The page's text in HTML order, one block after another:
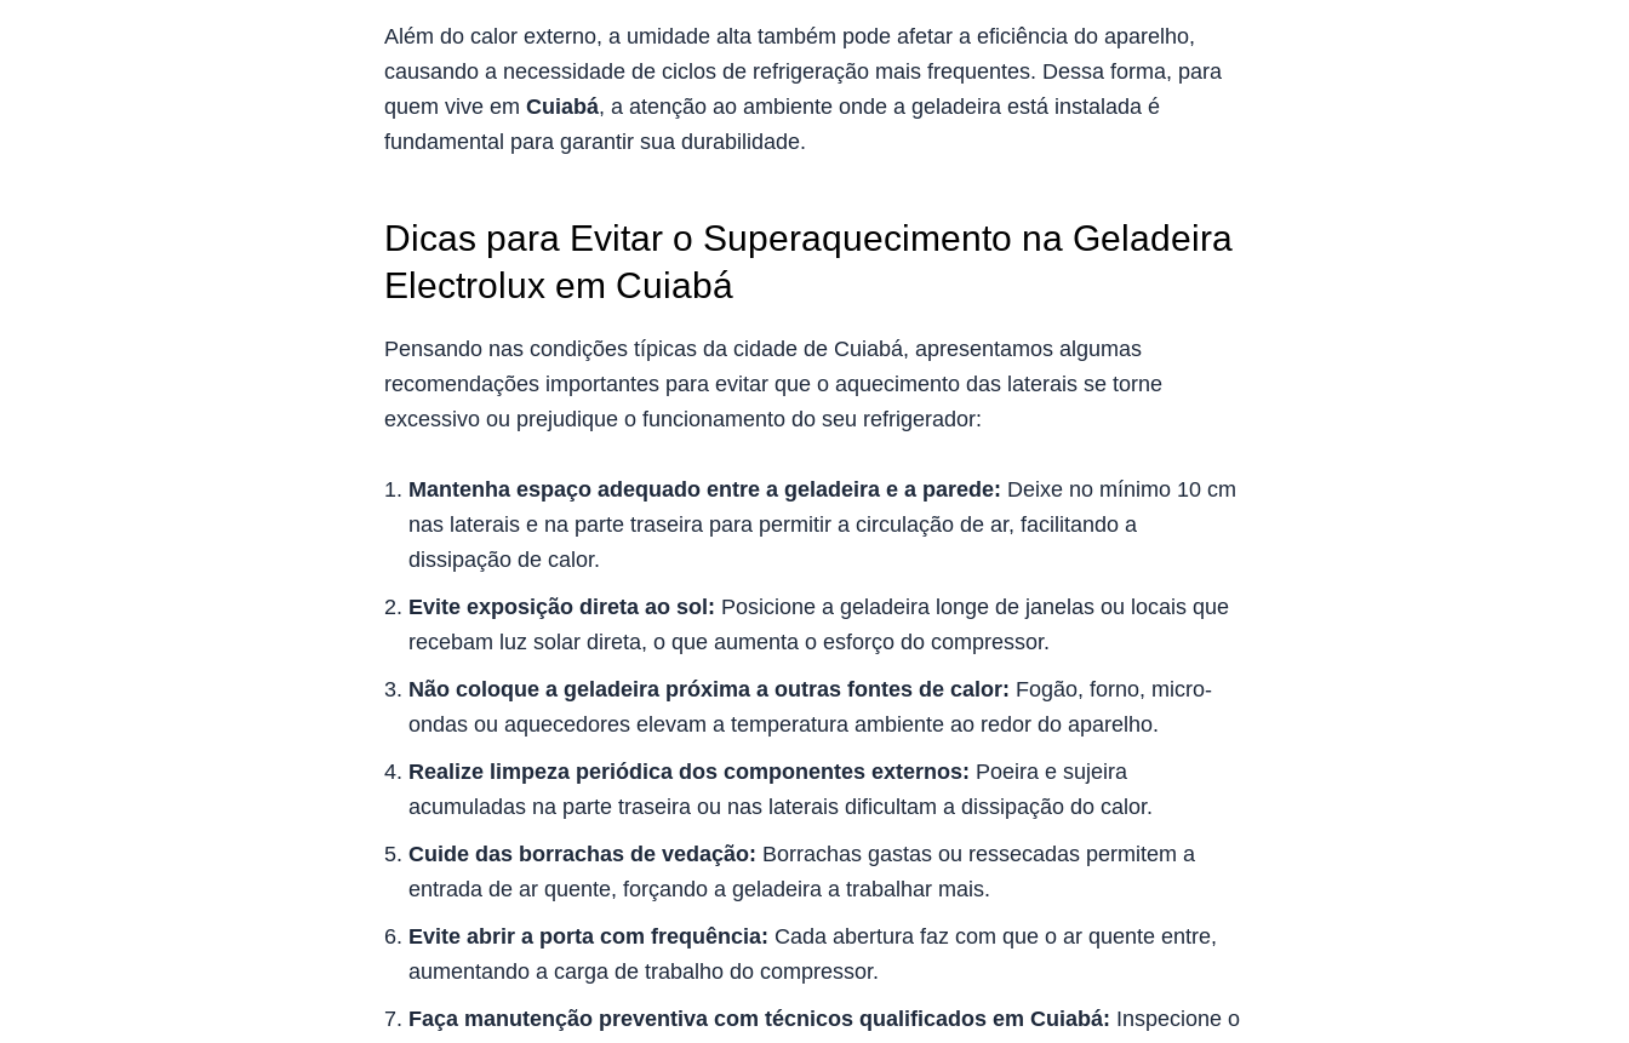
Além do calor externo, a umidade alta também pode afetar a eficiência do aparelho,
causando a necessidade de ciclos de refrigeração mais frequentes. Dessa forma, para
quem vive em Cuiabá, a atenção ao ambiente onde a geladeira está instalada é
fundamental para garantir sua durabilidade.
Dicas para Evitar o Superaquecimento na Geladeira
Electrolux em Cuiabá
Pensando nas condições típicas da cidade de Cuiabá, apresentamos algumas
recomendações importantes para evitar que o aquecimento das laterais se torne
excessivo ou prejudique o funcionamento do seu refrigerador:
Mantenha espaço adequado entre a geladeira e a parede: Deixe no mínimo 10 cm
nas laterais e na parte traseira para permitir a circulação de ar, facilitando a
dissipação de calor.
Evite exposição direta ao sol: Posicione a geladeira longe de janelas ou locais que
recebam luz solar direta, o que aumenta o esforço do compressor.
Não coloque a geladeira próxima a outras fontes de calor: Fogão, forno, micro-
ondas ou aquecedores elevam a temperatura ambiente ao redor do aparelho.
Realize limpeza periódica dos componentes externos: Poeira e sujeira
acumuladas na parte traseira ou nas laterais dificultam a dissipação do calor.
Cuide das borrachas de vedação: Borrachas gastas ou ressecadas permitem a
entrada de ar quente, forçando a geladeira a trabalhar mais.
Evite abrir a porta com frequência: Cada abertura faz com que o ar quente entre,
aumentando a carga de trabalho do compressor.
Faça manutenção preventiva com técnicos qualificados em Cuiabá: Inspecione o